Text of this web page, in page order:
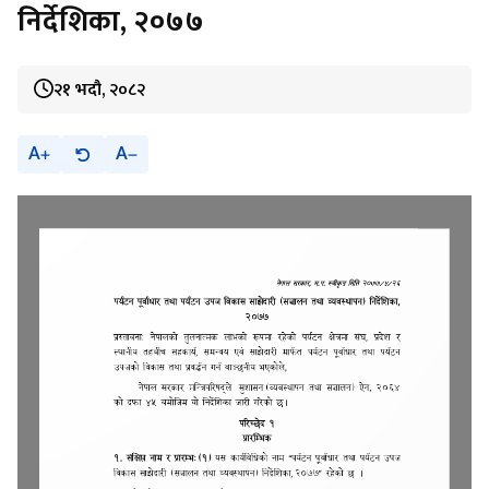
निर्देशिका, २०७७
२१ भदौ, २०८२
A A